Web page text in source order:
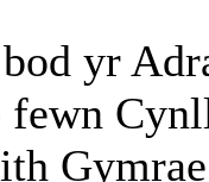
yr
fewn